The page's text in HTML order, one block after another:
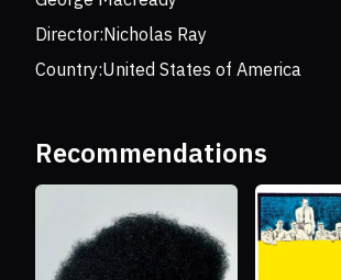
Director:Nicholas Ray
Country:United States of America
Recommendations